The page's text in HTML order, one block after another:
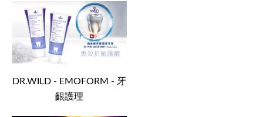
DR.WILD - EMOFORM - 牙
齦護理